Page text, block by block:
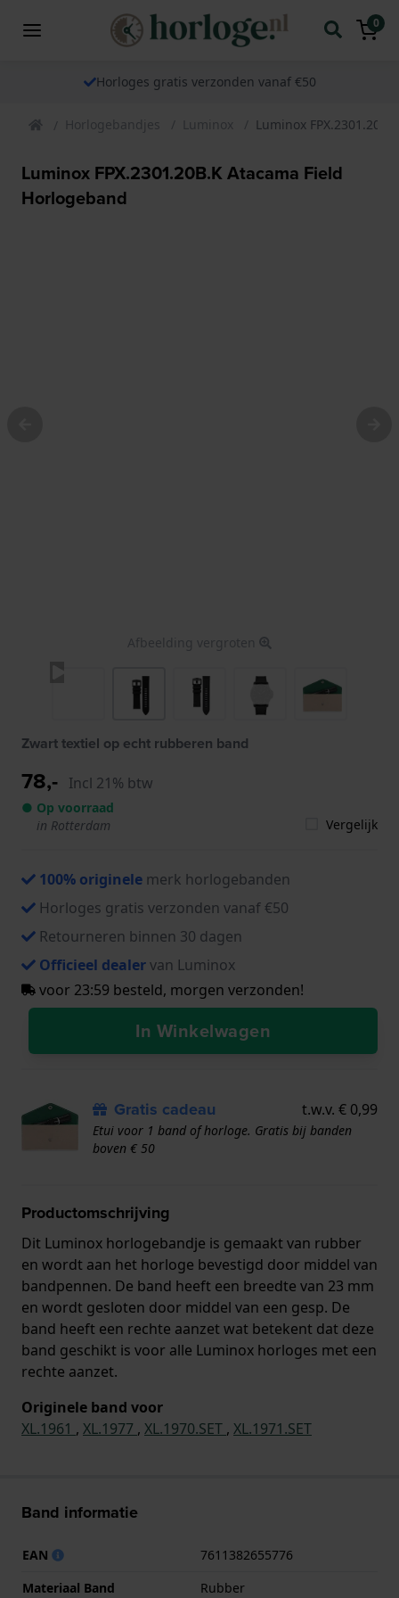
0
Horloges gratis verzonden vanaf €50
Horlogebandjes Luminox Luminox
Luminox FPX.2301.20B.K Atacama Field
Horlogeband
Afbeelding vergroten
Zwart textiel op echt rubberen band
78,- Incl 21% btw
● Op voorraad
in Rotterdam
Vergelijk
100% originele merk horlogebanden
Horloges gratis verzonden vanaf €50
Retourneren binnen 30 dagen
Officieel dealervan Luminox
voor 23:59 besteld, morgen verzonden!
In Winkelwagen
Gratis cadeau t.w.v. € 0,99
Etui voor 1 band of horloge. Gratis bij banden
boven € 50
Productomschrijving
Dit Luminox horlogebandje is gemaakt van rubber
en wordt aan het horloge bevestigd door middel van
bandpennen. De band heeft een breedte van 23 mm
en wordt gesloten door middel van een gesp. De
band heeft een rechte aanzet wat betekent dat deze
band geschikt is voor alle Luminox horloges met een
rechte aanzet.
Originele band voor
XL.1961 , XL.1977 , XL.1970.SET , XL.1971.SET
Band informatie
EAN
7611382655776
Materiaal Band
Rubber